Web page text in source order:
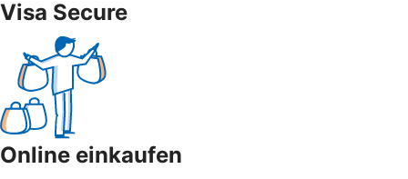
Visa Secure
Online einkaufen